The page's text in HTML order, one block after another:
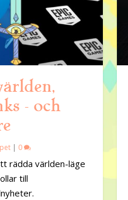
– och
| 0
rädda världen-läge
till